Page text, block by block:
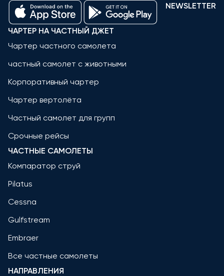
NEWSLETTER
ЧАРТЕР НА ЧАСТНЫЙ ДЖЕТ
Чартер частного самолета
частный самолет с животными
Корпоративный чартер
Чартер вертолёта
Частный самолет для групп
Срочные рейсы
ЧАСТНЫЕ САМОЛЕТЫ
Компаратор струй
Pilatus
Cessna
Gulfstream
Embraer
Все частные самолеты
НАПРАВЛЕНИЯ